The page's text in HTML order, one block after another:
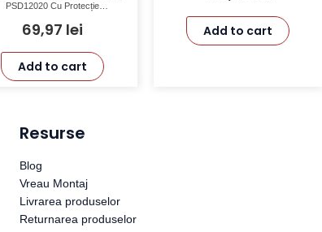
PSD12020 Cu Protecție
Scurtcircuit
69,97 lei
Add to cart
Add to cart
Resurse
Blog
Vreau Montaj
Livrarea produselor
Returnarea produselor